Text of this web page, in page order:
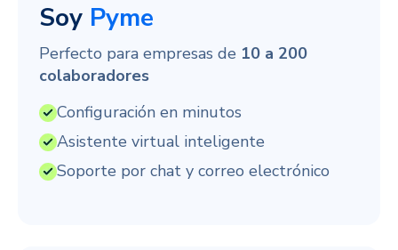
Soy Pyme
Perfecto para empresas de 10 a 200
colaboradores
Configuración en minutos
Asistente virtual inteligente
Soporte por chat y correo electrónico